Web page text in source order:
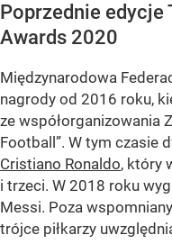
Poprzednie edycje
Awards 2020
Międzynarodowa
nagrody od 2016 roku,
ze współorganizowania
Football”. W tym czasie
Cristiano Ronaldo, który
i trzeci. W 2018 roku
Messi. Poza
trójce piłkarzy